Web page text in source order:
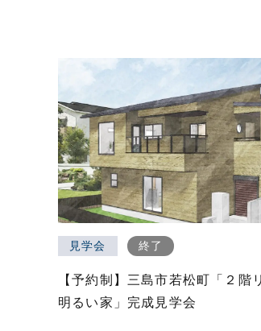
見学会 終了
【予約制】三島市若松町「２階
明るい家」完成見学会